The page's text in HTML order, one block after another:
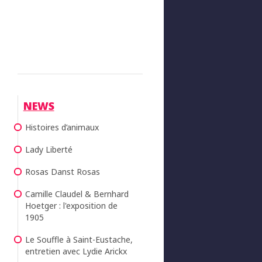
NEWS
Histoires d’animaux
Lady Liberté
Rosas Danst Rosas
Camille Claudel & Bernhard
Hoetger : l'exposition de
1905
Le Souffle à Saint-Eustache,
entretien avec Lydie Arickx